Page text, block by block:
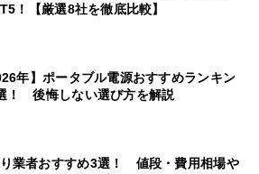
！【厳選8社を徹底比較】
年】ポータブル電源おすすめランキン
！ 後悔しない選び方を解説
業者おすすめ3選！ 値段・費用相場や